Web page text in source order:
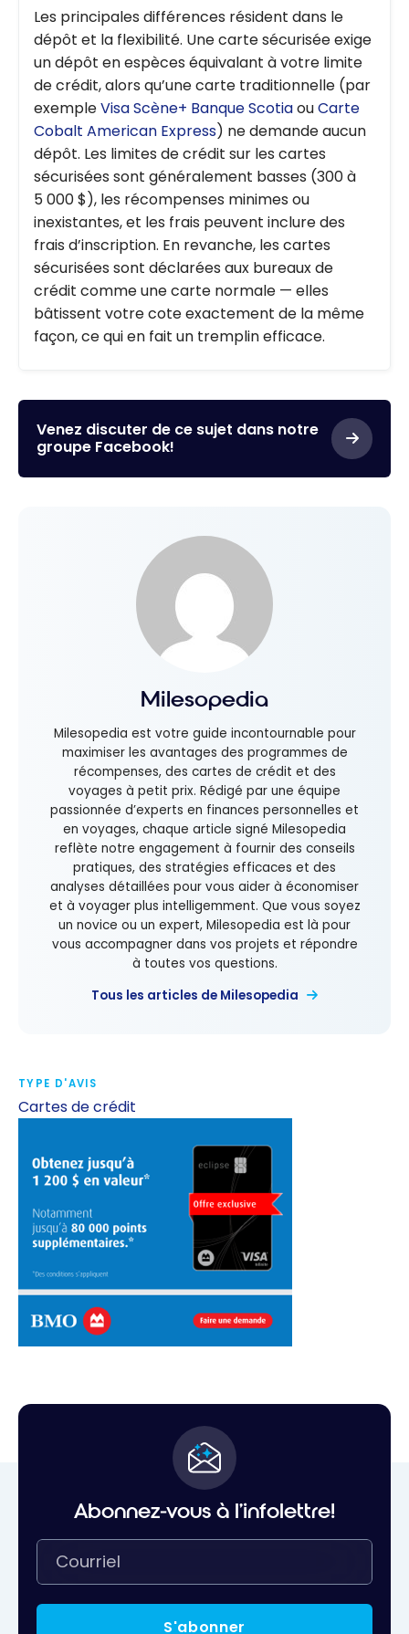
Les principales différences résident dans le
dépôt et la flexibilité. Une carte sécurisée exige
un dépôt en espèces équivalant à votre limite
de crédit, alors qu’une carte traditionnelle (par
exempleVisa Scène+ Banque ScotiaouCarte
Cobalt American Express) ne demande aucun
dépôt. Les limites de crédit sur les cartes
sécurisées sont généralement basses (300 à
5 000 $), les récompenses minimes ou
inexistantes, et les frais peuvent inclure des
frais d’inscription. En revanche, les cartes
sécurisées sont déclarées aux bureaux de
crédit comme une carte normale — elles
bâtissent votre cote exactement de la même
façon, ce qui en fait un tremplin efficace.
Venez discuter de ce sujet dans notre
groupe Facebook!
Milesopedia
Milesopedia est votre guide incontournable pour
maximiser les avantages des programmes de
récompenses, des cartes de crédit et des
voyages à petit prix. Rédigé par une équipe
passionnée d’experts en finances personnelles et
en voyages, chaque article signé Milesopedia
reflète notre engagement à fournir des conseils
pratiques, des stratégies efficaces et des
analyses détaillées pour vous aider à économiser
et à voyager plus intelligemment. Que vous soyez
un novice ou un expert, Milesopedia est là pour
vous accompagner dans vos projets et répondre
à toutes vos questions.
Tous les articles de Milesopedia
TYPE D'AVIS
Cartes de crédit
Abonnez-vous à l'infolettre!
S'abonner